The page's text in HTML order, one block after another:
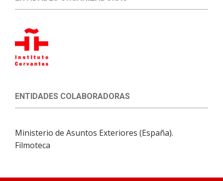
ENTIDADES COLABORADORAS
Ministerio de Asuntos Exteriores (España).
Filmoteca